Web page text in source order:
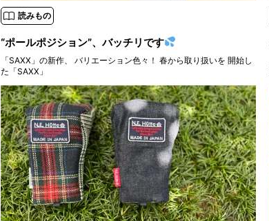
読みもの
“ポールポジション”、バッチリです
「SAXX」の新作、 バリエーション色々！ 春から取り扱いを 開始し
た「SAXX」